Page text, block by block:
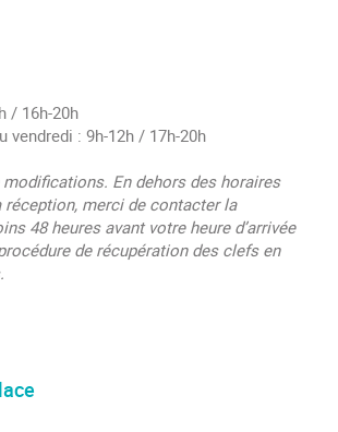
/ 16h-20h
vendredi : 9h-12h / 17h-20h
modifications. En dehors des horaires
réception, merci de contacter la
48 heures avant votre heure d’arrivée
de récupération des clefs en